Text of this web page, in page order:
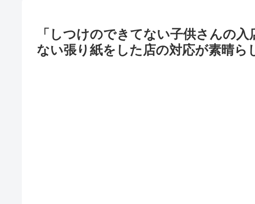
「しつけのできてない子供さんの
ない張り紙をした店の対応が素晴ら